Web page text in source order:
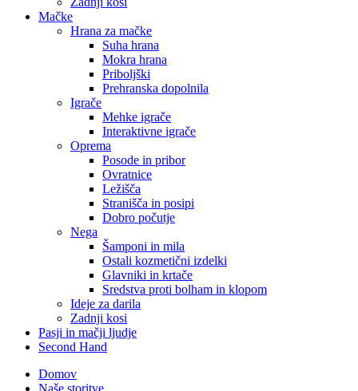
Mačke
Hrana za mačke
Suha hrana
Mokra hrana
Priboljški
Prehranska dopolnila
Igrače
Mehke igrače
Interaktivne igrače
Oprema
Posode in pribor
Ovratnice
Ležišča
Stranišča in posipi
Dobro počutje
Nega
Šamponi in mila
Ostali kozmetični izdelki
Glavniki in krtače
Sredstva proti bolham in klopom
Ideje za darila
Zadnji kosi
Pasji in mačji ljudje
Second Hand
Domov
Naše storitve